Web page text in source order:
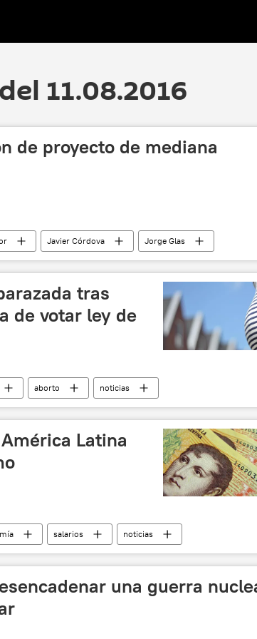
11.08.2016
de proyecto de mediana
Javier Córdova
Jorge Glas
tras
de votar ley de
aborto noticias
Latina
salarios noticias
una guerra